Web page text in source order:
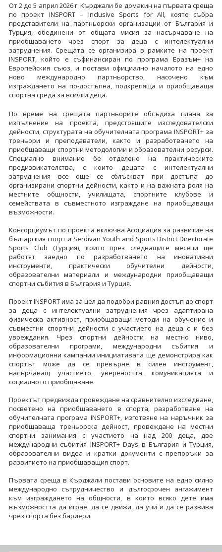
От 2 до 5 април 2026 г. Кърджали бе домакин на първата среща
по проект INSPORT – Inclusive Sports for All, която събра
представители на партньорски организации от България и
Турция, обединени от общата мисия за насърчаване на
приобщаването чрез спорт за деца с интелектуални
затруднения. Срещата се организира в рамките на проект
INSPORT, който е съфинансиран по програма Еразъм+ на
Европейския съюз, и постави официално началото на едно
ново международно партньорство, насочено към
изграждането на по-достъпна, подкрепяща и приобщаваща
спортна среда за всички деца.
По време на срещата партньорите обсъдиха плана за
изпълнение на проекта, предстоящите изследователски
дейности, структурата на обучителната програма INSPORT+ за
треньори и преподаватели, както и разработването на
приобщаващи спортни методологии и образователни ресурси.
Специално внимание бе отделено на практическите
предизвикателства, с които децата с интелектуални
затруднения все още се сблъскват при достъпа до
организирани спортни дейности, както и на важната роля на
местните общности, училищата, спортните клубове и
семействата в съвместното изграждане на приобщаващи
възможности.
Консорциумът по проекта включва Асоциация за развитие на
българския спорт и Serdivan Youth and Sports District Directorate
Sports Club (Турция), които през следващите месеци ще
работят заедно по разработването на иновативни
инструменти, практически обучителни дейности,
образователни материали и международни приобщаващи
спортни събития в България и Турция.
Проект INSPORT има за цел да подобри равния достъп до спорт
за деца с интелектуални затруднения чрез адаптирана
физическа активност, приобщаващи методи на обучение и
съвместни спортни дейности с участието на деца с и без
увреждания. Чрез спортни дейности на местно ниво,
образователни програми, международни събития и
информационни кампании инициативата ще демонстрира как
спортът може да се превърне в силен инструмент,
насърчаващ участието, увереността, комуникацията и
социалното приобщаване.
Проектът предвижда провеждане на сравнително изследване,
посветено на приобщаването в спорта, разработване на
обучителната програма INSPORT+, изготвяне на наръчник за
приобщаваща треньорска дейност, провеждане на местни
спортни занимания с участието на над 200 деца, две
международни събития INSPORT+ Days в България и Турция,
образователни видеа и кратки документи с препоръки за
развитието на приобщаващия спорт.
Първата среща в Кърджали постави основите на едно силно
международно сътрудничество и дългосрочен ангажимент
към изграждането на общности, в които всяко дете има
възможността да играе, да се движи, да учи и да се развива
чрез спорта без бариери.